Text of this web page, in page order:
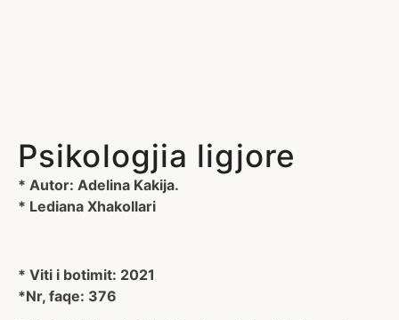
Psikologjia ligjore
* Autor: Adelina Kakija.
* Lediana Xhakollari
* Viti i botimit: 2021
*Nr, faqe: 376